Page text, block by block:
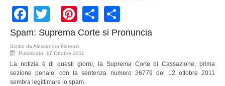
Resp. Amministrativa dlsg 231
Adempimenti Ecommerce
Tutela Copyright e Marchi
Facebook
TwitterPinterest
Share
Spam: Suprema Corte si Pronuncia
Scritto da Alessandro Fiorenzi
Pubblicato: 17 Ottobre 2011
La notizia è di questi giorni, la Suprema Corte di Cassazione, prima
sezione penale, con la sentenza numero 36779 del 12 ottobre 2011
sembra legittimare lo spam.